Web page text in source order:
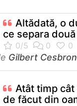
Altădată, o
ce separa
Gilbert Cesbron
Atât timp
de făcut din